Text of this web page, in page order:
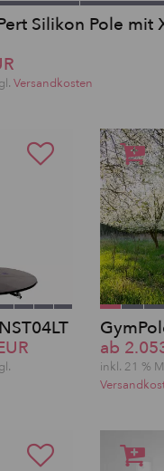
Silikon Pole mit
Versandkosten
ab
inkl. 21 %